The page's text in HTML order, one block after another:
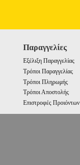
Παραγγελίες
Εξέλιξη Παραγγελίας
Τρόποι Παραγγελίας
Τρόποι Πληρωμής
Τρόποι Αποστολής
Επιστροφές Προιόντων